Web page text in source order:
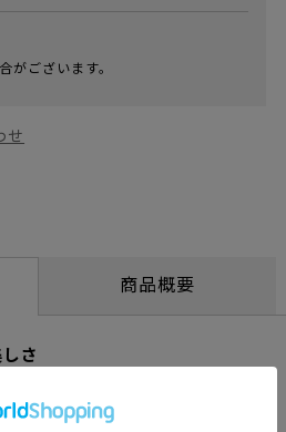
がございます。
せ
商品概要
さ
アは 「People’s Chair（ピープルズ
人の暮らしに寄り添ってきたデンマ